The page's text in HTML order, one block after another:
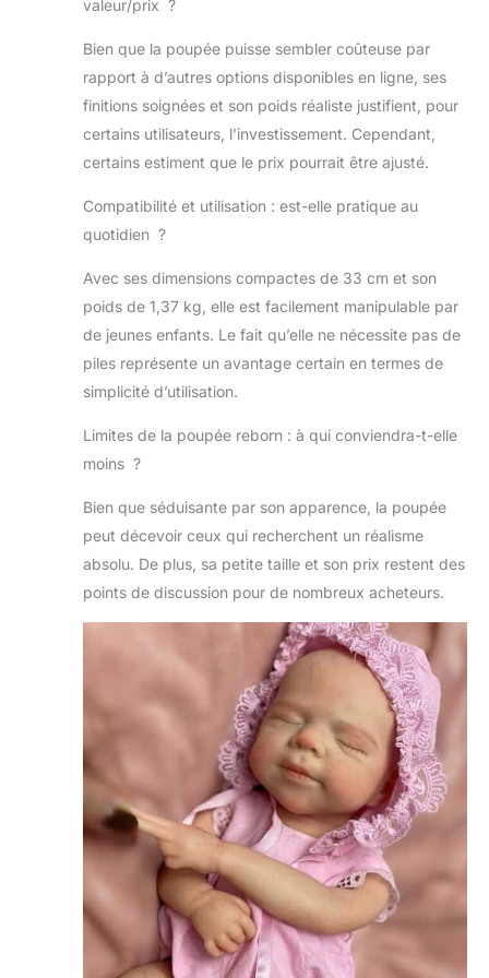
vous baignez ou
vêtements pour
elle Peinture
Distincte ：Fait à
la main par des
talentueux. Les
à la main, ne
s’ouvrir ou cligner
des yeux. Grâce à
notre nouvelle
développée et à
l'expression et
caractéristiques
de la poupée sont
parfaitement
ressembler à un
vrai bébé. Le
silicone liquide
doux et la texture
vive de la peau
rendent la poupée
très réaliste et
difficile à
différencier des
vrais bébés
Amusez-vous
avec le bébé：
Habillez-la comme
vous aimez pour
être votre bébé
valeur/prix ?
Bien que la poupée puisse sembler coûteuse par
rapport à d’autres options disponibles en ligne, ses
finitions soignées et son poids réaliste justifient, pour
certains utilisateurs, l’investissement. Cependant,
certains estiment que le prix pourrait être ajusté.
Compatibilité et utilisation : est-elle pratique au
quotidien ?
Avec ses dimensions compactes de 33 cm et son
poids de 1,37 kg, elle est facilement manipulable par
de jeunes enfants. Le fait qu’elle ne nécessite pas de
piles représente un avantage certain en termes de
simplicité d’utilisation.
Limites de la poupée reborn : à qui conviendra-t-elle
moins ?
Bien que séduisante par son apparence, la poupée
peut décevoir ceux qui recherchent un réalisme
absolu. De plus, sa petite taille et son prix restent des
points de discussion pour de nombreux acheteurs.